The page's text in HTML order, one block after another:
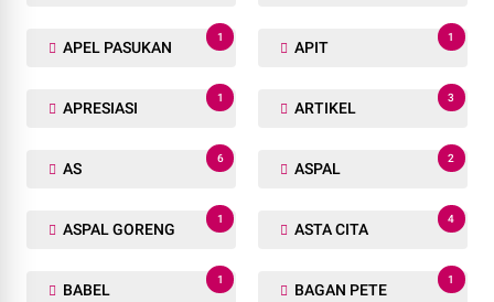
APEL PASUKAN
1
APIT
1
APRESIASI
1
ARTIKEL
3
AS
6
ASPAL
2
ASPAL GORENG
1
ASTA CITA
4
BABEL
1
BAGAN PETE
1